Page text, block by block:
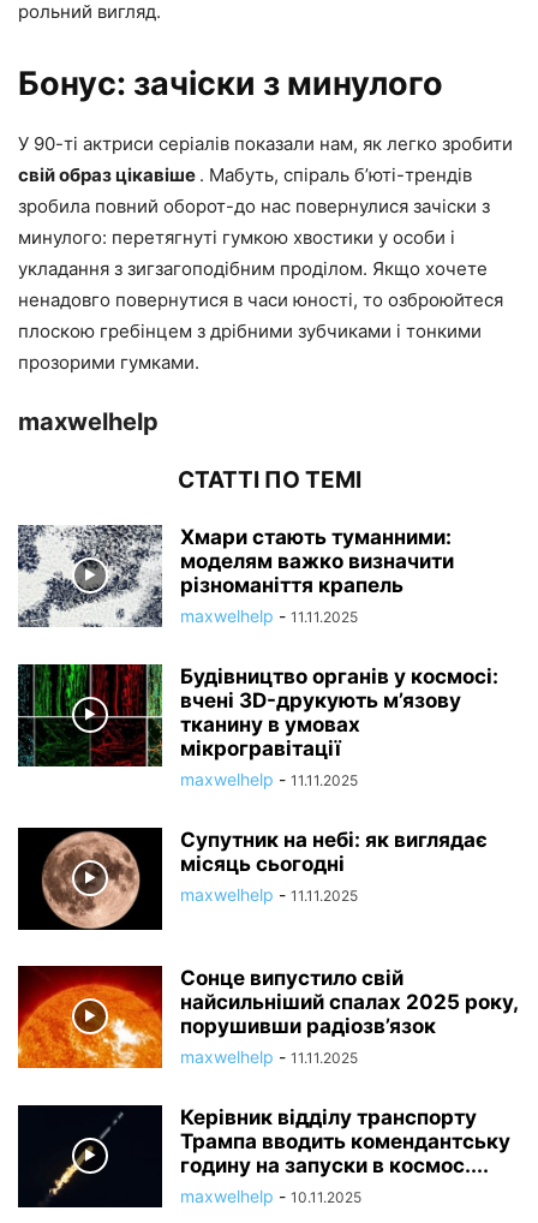
рольний вигляд.
Бонус: зачіски з минулого
У 90-ті актриси серіалів показали нам, як легко зробити
свій образ цікавіше . Мабуть, спіраль б’юті-трендів
зробила повний оборот-до нас повернулися зачіски з
минулого: перетягнуті гумкою хвостики у особи і
укладання з зигзагоподібним проділом. Якщо хочете
ненадовго повернутися в часи юності, то озброюйтеся
плоскою гребінцем з дрібними зубчиками і тонкими
прозорими гумками.
maxwelhelp
СТАТТІ ПО ТЕМІ
Хмари стають туманними:
моделям важко визначити
різноманіття крапель
maxwelhelp - 11.11.2025
Будівництво органів у космосі:
вчені 3D-друкують м’язову
тканину в умовах
мікрогравітації
maxwelhelp - 11.11.2025
Супутник на небі: як виглядає
місяць сьогодні
maxwelhelp - 11.11.2025
Сонце випустило свій
найсильніший спалах 2025 року,
порушивши радіозв’язок
maxwelhelp - 11.11.2025
Керівник відділу транспорту
Трампа вводить комендантську
годину на запуски в космос....
maxwelhelp - 10.11.2025